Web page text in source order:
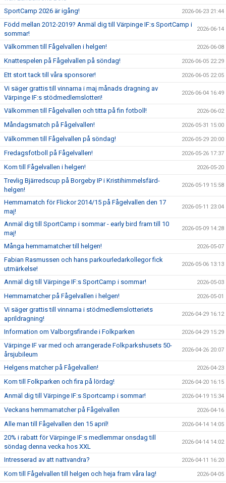
SportCamp 2026 är igång! 2026-06-23 21:44
Född mellan 2012-2019? Anmäl dig till Värpinge IF:s SportCamp i
sommar!
2026-06-14
Välkommen till Fågelvallen i helgen! 2026-06-08
Knattespelen på Fågelvallen på söndag! 2026-06-05 22:29
Ett stort tack till våra sponsorer! 2026-06-05 22:05
Vi säger grattis till vinnarna i maj månads dragning av
Värpinge IF:s stödmedlemslotteri!
2026-06-04 16:49
Välkommen till Fågelvallen och titta på fin fotboll! 2026-06-02
Måndagsmatch på Fågelvallen! 2026-05-31 15:00
Välkommen till Fågelvallen på söndag! 2026-05-29 20:00
Fredagsfotboll på Fågelvallen! 2026-05-26 17:37
Kom till Fågelvallen i helgen! 2026-05-20
Trevlig Bjärredscup på Borgeby IP i Kristihimmelsfärd-
helgen!
2026-05-19 15:58
Hemmamatch för Flickor 2014/15 på Fågelvallen den 17
maj!
2026-05-11 23:04
Anmäl dig till SportCamp i sommar - early bird fram till 10
maj!
2026-05-09 14:28
Många hemmamatcher till helgen! 2026-05-07
Fabian Rasmussen och hans parkourledarkollegor fick
utmärkelse!
2026-05-06 13:13
Anmäl dig till Värpinge IF:s SportCamp i sommar! 2026-05-03
Hemmamatcher på Fågelvallen i helgen! 2026-05-01
Vi säger grattis till vinnarna i stödmedlemslotteriets
aprildragning!
2026-04-29 16:12
Information om Valborgsfirande i Folkparken 2026-04-29 15:29
Värpinge IF var med och arrangerade Folkparkshusets 50-
årsjubileum
2026-04-26 20:07
Helgens matcher på Fågelvallen! 2026-04-23
Kom till Folkparken och fira på lördag! 2026-04-20 16:15
Anmäl dig till Värpinge IF:s Sportcamp i sommar! 2026-04-19 15:34
Veckans hemmamatcher på Fågelvallen 2026-04-16
Alle man till Fågelvallen den 15 april! 2026-04-14 14:05
20% i rabatt för Värpinge IF:s medlemmar onsdag till
söndag denna vecka hos XXL
2026-04-14 14:02
Intresserad av att nattvandra? 2026-04-11 16:20
Kom till Fågelvallen till helgen och heja fram våra lag! 2026-04-05